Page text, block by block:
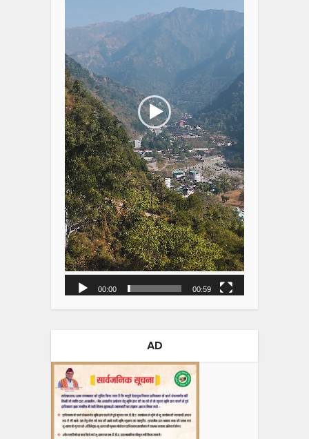
00:00 00:59
AD